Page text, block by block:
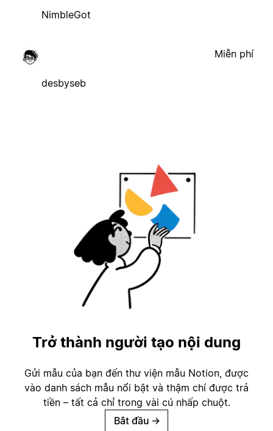
NimbleGot
desbyseb
Miễn phí
Trở thành người tạo nội dung
Gửi mẫu của bạn đến thư viện mẫu Notion, được
vào danh sách mẫu nổi bật và thậm chí được trả
tiền – tất cả chỉ trong vài cú nhấp chuột.
Bắt đầu →